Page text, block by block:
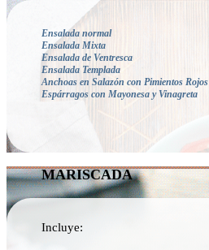
Ensalada normal
Ensalada Mixta
Ensalada de Ventresca
Ensalada Templada
Anchoas en Salazón con Pimientos Rojos
Espárragos con Mayonesa y Vinagreta
MARISCADA
Incluye: